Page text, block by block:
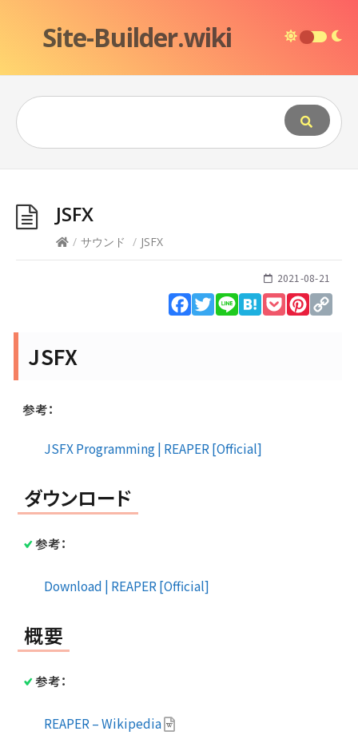
Site-Builder.wiki
JSFX
/ サウンド / JSFX
2021-08-21
Facebook
Twitter
Line HatenaPocket
JSFX
参考：
JSFX Programming | REAPER [Official]
ダウンロード
参考：
Download | REAPER [Official]
概要
参考：
REAPER – Wikipedia